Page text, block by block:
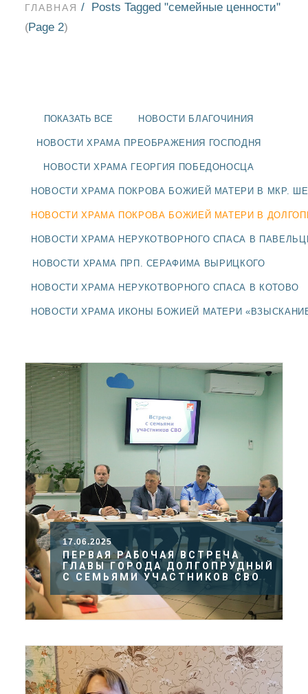
НОВОСТИ
БЛАГОЧИНИЯ
ДОЛГОПРУДНЕНСКОЕ
ЕПАРХИИ
ГЛАВНАЯ Posts Tagged "семейные ценности"
(Page 2)
ПОКАЗАТЬ ВСЕ НОВОСТИ БЛАГОЧИНИЯ
НОВОСТИ ХРАМА ПРЕОБРАЖЕНИЯ ГОСПОДНЯ
НОВОСТИ ХРАМА ГЕОРГИЯ ПОБЕДОНОСЦА
НОВОСТИ ХРАМА ПОКРОВА БОЖИЕЙ МАТЕРИ В МКР.
НОВОСТИ ХРАМА ПОКРОВА БОЖИЕЙ МАТЕРИ В
НОВОСТИ ХРАМА НЕРУКОТВОРНОГО СПАСА В
НОВОСТИ ХРАМА ПРП. СЕРАФИМА ВЫРИЦКОГО
НОВОСТИ ХРАМА НЕРУКОТВОРНОГО СПАСА В КОТОВО
НОВОСТИ ХРАМА ИКОНЫ БОЖИЕЙ МАТЕРИ
17.06.2025
ПЕРВАЯ РАБОЧАЯ ВСТРЕЧА
ГЛАВЫ ГОРОДА ДОЛГОПРУДНЫЙ
С СЕМЬЯМИ УЧАСТНИКОВ СВО